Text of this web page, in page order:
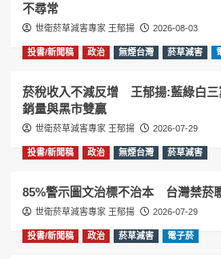
不尋常
世衛菸草減害專家 王郁揚 2026-08-03
投書/新聞稿 政治 無煙台灣 菸草減害
菸稅收入不減反增 王郁揚:藍綠白三
銷量與黑市雙贏
世衛菸草減害專家 王郁揚 2026-07-29
投書/新聞稿 政治 無煙台灣 菸草減害
85%警示圖文治標不治本 台灣禁菸
世衛菸草減害專家 王郁揚 2026-07-29
投書/新聞稿 政治 菸草減害 電子菸